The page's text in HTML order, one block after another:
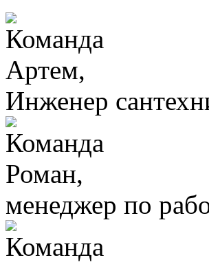
Артем,
Инженер
Роман,
менеджер по